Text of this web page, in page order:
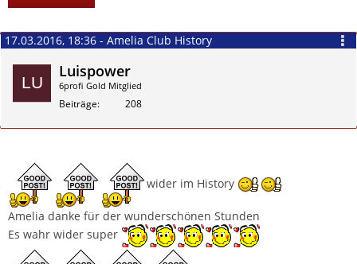
17.03.2016, 18:36 - Amelia Club History
Luispower
6profi Gold Mitglied
Beiträge 208
wider im History
Amelia danke für der wunderschönen Stunden
Es wahr wider super